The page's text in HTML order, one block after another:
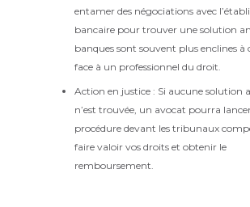
entamer des négociations avec
bancaire pour trouver une solution
banques sont souvent plus enclines à
face à un professionnel du droit.
Action en justice : Si aucune solution
n’est trouvée, un avocat pourra
procédure devant les tribunaux
faire valoir vos droits et obtenir le
remboursement.